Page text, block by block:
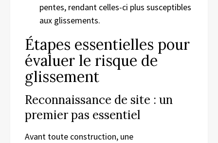
pentes, rendant celles-ci plus susceptibles
aux glissements.
Étapes essentielles pour
évaluer le risque de
glissement
Reconnaissance de site : un
premier pas essentiel
Avant toute construction, une